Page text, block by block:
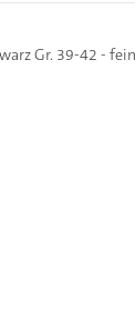
Gr. 39-42 -